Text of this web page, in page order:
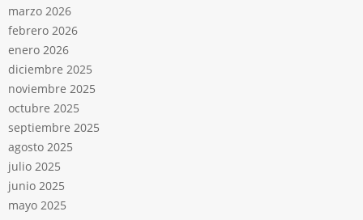
marzo 2026
febrero 2026
enero 2026
diciembre 2025
noviembre 2025
octubre 2025
septiembre 2025
agosto 2025
julio 2025
junio 2025
mayo 2025